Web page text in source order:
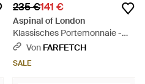
235 €141 €
Aspinal of London
Klassisches Portemonnaie -
WeißVon FARFETCH
SALE